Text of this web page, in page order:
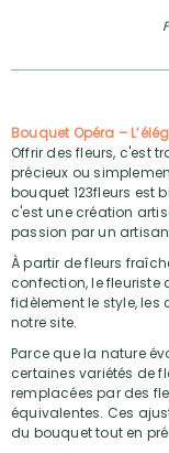
Bouquet Opéra –
Offrir des fleurs, c'est
précieux ou
bouquet 123fleurs est
c'est une création
passion par un
À partir de fleurs
confection, le fleuriste
fidèlement le style, les
notre site.
Parce que la nature
certaines variétés de
remplacées par des
équivalentes. Ces
du bouquet tout en